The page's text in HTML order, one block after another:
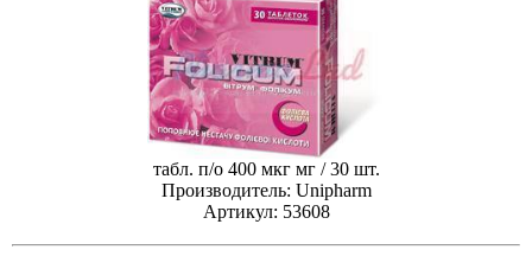
табл. п/о 400 мкг мг / 30 шт.
Производитель: Unipharm
Артикул: 53608